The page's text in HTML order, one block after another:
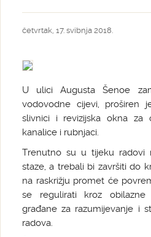
četvrtak, 17. svibnja 2018.
U ulici Augusta Šenoe
vodovodne cijevi, proširen
slivnici i revizijska okna za
kanalice i rubnjaci.
Trenutno su u tijeku radovi
staze, a trebali bi završiti do
na raskrižju promet će
se regulirati kroz
građane za razumijevanje i
radova.